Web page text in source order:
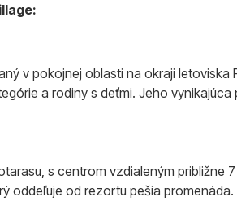
v pokojnej oblasti na okraji
a rodiny s deťmi. Jeho
s centrom vzdialeným približne
oddeľuje od rezortu pešia